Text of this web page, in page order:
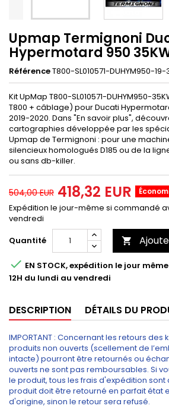
Upmap Termignoni
Hypermotard 950
RéférenceT800-SL010571-DUHYM950-19-
Kit UpMap T800-SL010571-DUHYM950-
T800 + câblage) pour Ducati
2019-2020. Dans "En savoir plus",
cartographies développée par les
Upmap de Termignoni : pour une
silencieux homologués D185 ou de la
ou sans db-killer.
504,00 EUR 418,32 EUR
Expédition le jour-même si commandé
vendredi
Quantité

 EN STOCK, expédition le jour
12H du lundi au vendredi
DESCRIPTION DÉTAILS DU
IMPORTANT : Concernant les retours des
produits non ouverts (scellement de
intacte) pourront être retournés ou
ouverts ne sont pas remboursables. Si
le produit, tous les frais d'expédition sont
produit doit être retourné en parfait état
d'origine, sinon le retour sera refusé.